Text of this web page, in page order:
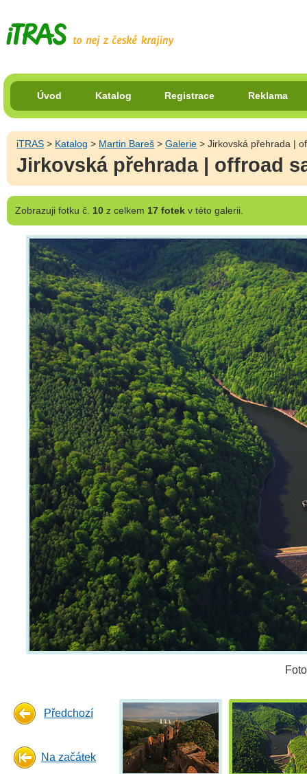
Úvod Katalog Registrace Reklama
iTRAS > Katalog > Martin Bareš >Galerie > Jirkovská přehrada |
Jirkovská přehrada | offroad
Zobrazujifotku č. 10z celkem 17 fotekv této galerii.
Předchozí
Na začátek